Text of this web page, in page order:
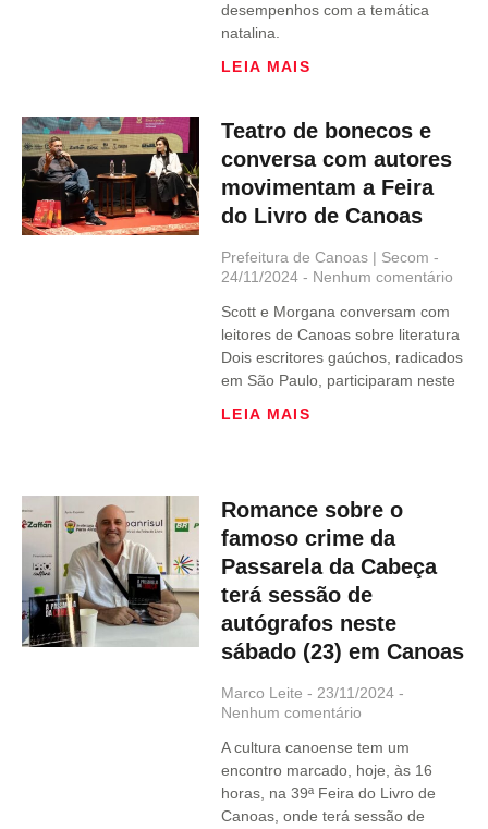
desempenhos com a temática
natalina.
LEIA MAIS
Teatro de bonecos e
conversa com autores
movimentam a Feira
do Livro de Canoas
Prefeitura de Canoas | Secom
24/11/2024
Nenhum comentário
Scott e Morgana conversam com
leitores de Canoas sobre literatura
Dois escritores gaúchos, radicados
em São Paulo, participaram neste
LEIA MAIS
Romance sobre o
famoso crime da
Passarela da Cabeça
terá sessão de
autógrafos neste
sábado (23) em Canoas
Marco Leite
23/11/2024
Nenhum comentário
A cultura canoense tem um
encontro marcado, hoje, às 16
horas, na 39ª Feira do Livro de
Canoas, onde terá sessão de